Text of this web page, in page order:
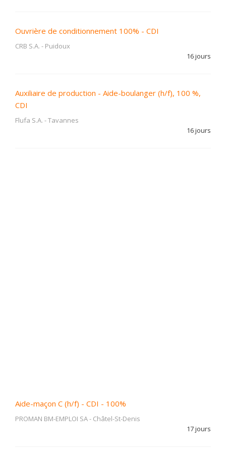
Ouvrière de conditionnement 100% - CDI
CRB S.A. - Puidoux
16 jours
Auxiliaire de production - Aide-boulanger (h/f), 100 %,
CDI
Flufa S.A. -Tavannes
16 jours
Aide-maçon C (h/f) - CDI - 100%
PROMAN BM-EMPLOI SA- Châtel-St-Denis
17 jours